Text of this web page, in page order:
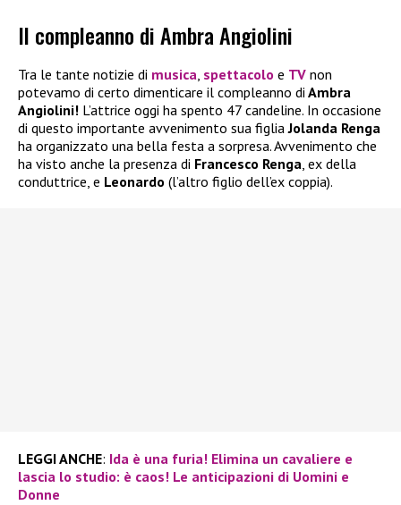
Il compleanno di Ambra Angiolini
Tra le tante notizie di musica, spettacolo e TV non
potevamo di certo dimenticare il compleanno di Ambra
Angiolini! L’attrice oggi ha spento 47 candeline. In occasione
di questo importante avvenimento sua figliaJolanda Renga
ha organizzato una bella festa a sorpresa. Avvenimento che
ha visto anche la presenza di Francesco Renga, ex della
conduttrice, e Leonardo (l’altro figlio dell’ex coppia).
LEGGI ANCHE: Ida è una furia! Elimina un cavaliere e
lascia lo studio: è caos! Le anticipazioni di Uomini e
Donne